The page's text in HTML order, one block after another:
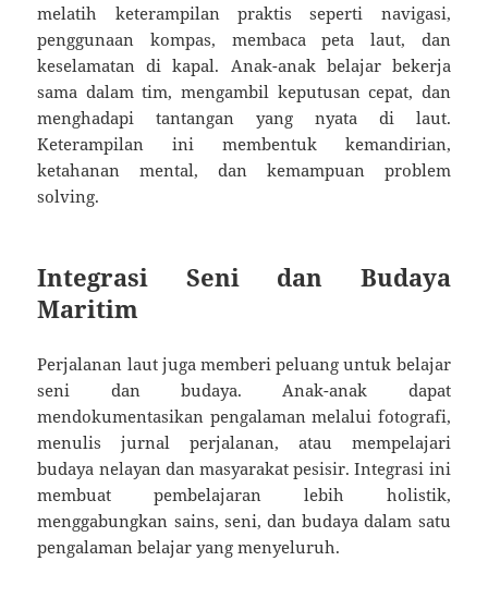
melatih keterampilan praktis seperti navigasi,
penggunaan kompas, membaca peta laut, dan
keselamatan di kapal. Anak-anak belajar bekerja
sama dalam tim, mengambil keputusan cepat, dan
menghadapi tantangan yang nyata di laut.
Keterampilan ini membentuk kemandirian,
ketahanan mental, dan kemampuan problem
solving.
Integrasi Seni dan Budaya
Maritim
Perjalanan laut juga memberi peluang untuk belajar
seni dan budaya. Anak-anak dapat
mendokumentasikan pengalaman melalui fotografi,
menulis jurnal perjalanan, atau mempelajari
budaya nelayan dan masyarakat pesisir. Integrasi ini
membuat pembelajaran lebih holistik,
menggabungkan sains, seni, dan budaya dalam satu
pengalaman belajar yang menyeluruh.